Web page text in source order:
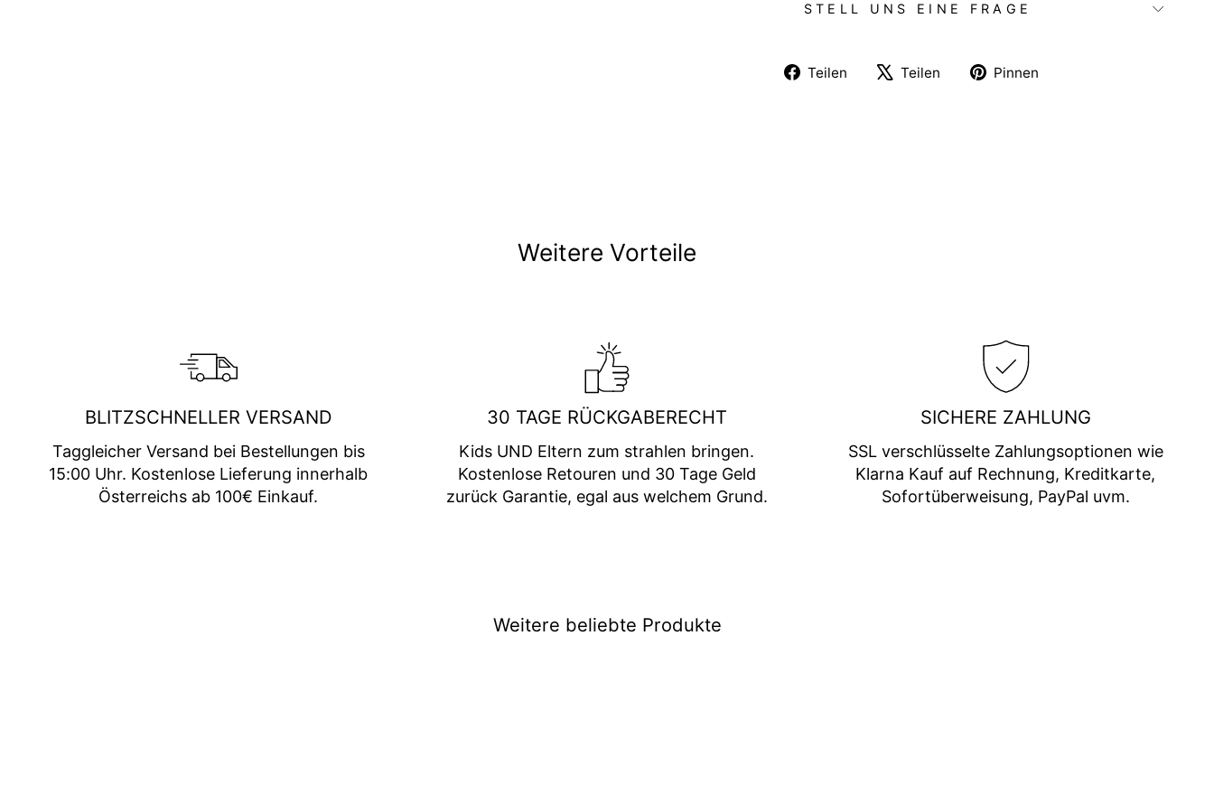
STELL UNS EINE FRAGE
Teilen
Auf
Teilen
Auf
Pinnen
Weitere Vorteile
BLITZSCHNELLER VERSAND
Taggleicher Versand bei Bestellungen bis
15:00 Uhr. Kostenlose Lieferung innerhalb
Österreichs ab 100€ Einkauf.
30 TAGE RÜCKGABERECHT
Kids UND Eltern zum strahlen bringen.
Kostenlose Retouren und 30 Tage Geld
zurück Garantie, egal aus welchem Grund.
SICHERE ZAHLUNG
SSL verschlüsselte Zahlungsoptionen wie
Klarna Kauf auf Rechnung, Kreditkarte,
Sofortüberweisung, PayPal uvm.
Weitere beliebte Produkte